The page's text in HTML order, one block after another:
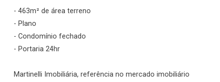
- 463m² de área terreno
- Plano
- Condomínio fechado
- Portaria 24hr
Martinelli Imobiliária, referência no mercado imobiliário